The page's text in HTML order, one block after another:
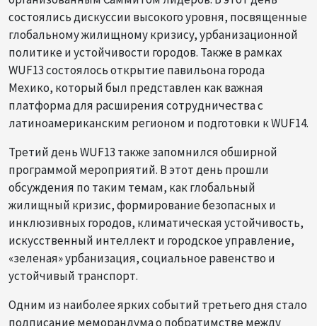
состоялись дискуссии высокого уровня, посвященные
глобальному жилищному кризису, урбанизационной
политике и устойчивости городов. Также в рамках
WUF13 состоялось открытие павильона города
Мехико, который был представлен как важная
платформа для расширения сотрудничества с
латиноамериканским регионом и подготовки к WUF14.
Третий день WUF13 также запомнился обширной
программой мероприятий. В этот день прошли
обсуждения по таким темам, как глобальный
жилищный кризис, формирование безопасных и
инклюзивных городов, климатическая устойчивость,
искусственный интеллект и городское управление,
«зеленая» урбанизация, социальное равенство и
устойчивый транспорт.
Одним из наиболее ярких событий третьего дня стало
подписание меморандума о побратимстве между